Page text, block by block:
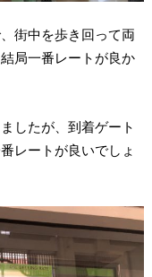
街中を歩き回って両
局一番レートが良か
したが、到着ゲート
レートが良いでしょ